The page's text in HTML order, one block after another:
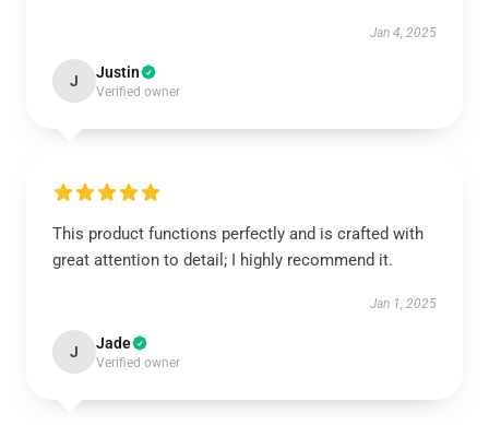
Jan 4, 2025
J Justin
Verified owner
This product functions perfectly and is crafted with
great attention to detail; I highly recommend it.
Jan 1, 2025
J Jade
Verified owner